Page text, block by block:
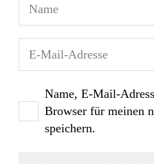
Name, E-Mail-
Browser für meinen
speichern.